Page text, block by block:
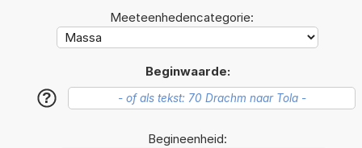
Meeteenhedencategorie:
Beginwaarde:
?
Begineenheid: